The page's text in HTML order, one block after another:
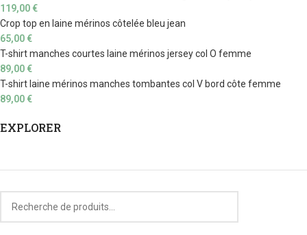
119,00€
Crop top en laine mérinos côtelée bleu jean
65,00€
T-shirt manches courtes laine mérinos jersey col O femme
89,00€
T-shirt laine mérinos manches tombantes col V bord côte femme
89,00€
EXPLORER